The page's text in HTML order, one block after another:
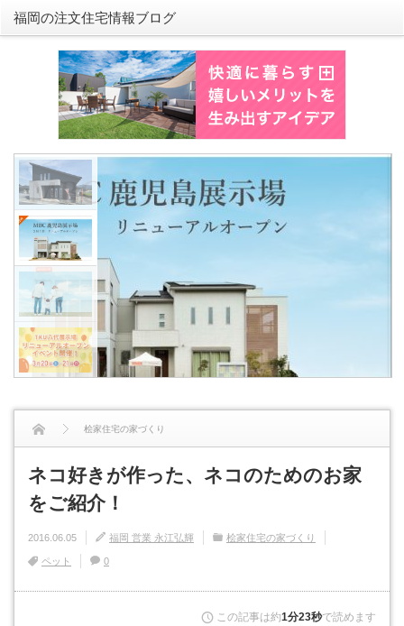
福岡の注文住宅情報ブログ
3月1日（火）MBC
場リニューアルオ
細とモデルハウスのポイン
ス、鹿児島交通バス「KKB前
桧家住宅の家づくり
ネコ好きが作った、ネコのためのお家をご紹介！
ネコ好きが作った、ネコのためのお家
をご紹介！
2016.06.05 福岡 営業 永江弘輝 桧家住宅の家づくり
ペット 0
この記事は約1分23秒で読めます